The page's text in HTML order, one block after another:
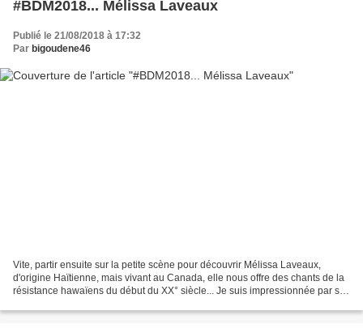
#BDM2018... Mélissa Laveaux
Publié le 21/08/2018 à 17:32
Par bigoudene46
Vite, partir ensuite sur la petite scène pour découvrir Mélissa Laveaux,
d'origine Haïtienne, mais vivant au Canada, elle nous offre des chants de la
résistance hawaïens du début du XX° siècle... Je suis impressionnée par sa